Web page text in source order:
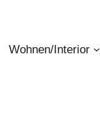
Wohnen/Interior